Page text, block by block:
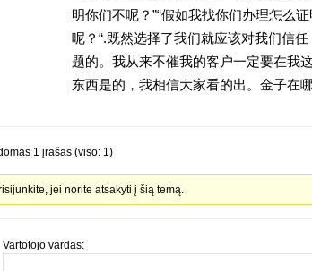
明你们不呢？”“假如我找你们办理怎么
呢？“.既然选择了我们就应该对我们信
题的。我从来不催我的客户一定要在我
东西是的，我相信大家看的出。金子在
1 įrašas (viso: 1)
jei norite atsakyti į šią temą.
Vartotojo vardas: